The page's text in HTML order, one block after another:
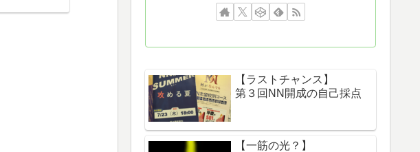
【ラストチャンス】
第３回NN開成の自己採点
【一筋の光？】